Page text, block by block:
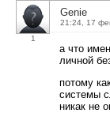
1
Genie
21:24, 17
а что
личной
потому
системы
никак не